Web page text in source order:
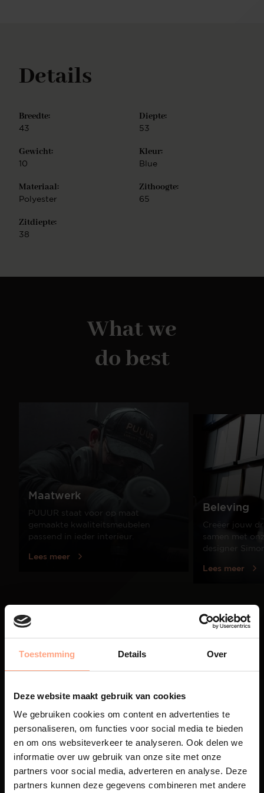
Toestemming Details Over
Deze website maakt gebruik van cookies
We gebruiken cookies om content en advertenties te
personaliseren, om functies voor social media te bieden
en om ons websiteverkeer te analyseren. Ook delen we
informatie over uw gebruik van onze site met onze
partners voor social media, adverteren en analyse. Deze
partners kunnen deze gegevens combineren met andere
Details
Breedte:
43
Diepte:
53
Gewicht:
10
Kleur:
Blue
Materiaal:
Polyester
Zithoogte:
65
Zitdiepte:
38
What we
do best
Maatwerk
PUUUR staat voor op maat
gemaakte kwaliteitsmeubelen
passend in ieder interieur.
Lees meer
Beleving
Creëer jouw
samen met
designer
Lees meer
Maatwerk
Een exclusieve handgemaakte
beleving, waar Nederlands